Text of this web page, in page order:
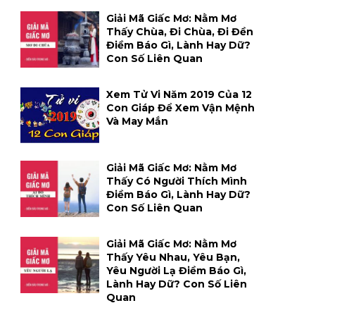
Giải Mã Giấc Mơ: Nằm Mơ
Thấy Chùa, Đi Chùa, Đi Đền
Điềm Báo Gì, Lành Hay Dữ?
Con Số Liên Quan
Xem Tử Vi Năm 2019 Của 12
Con Giáp Để Xem Vận Mệnh
Và May Mắn
Giải Mã Giấc Mơ: Nằm Mơ
Thấy Có Người Thích Mình
Điềm Báo Gì, Lành Hay Dữ?
Con Số Liên Quan
Giải Mã Giấc Mơ: Nằm Mơ
Thấy Yêu Nhau, Yêu Bạn,
Yêu Người Lạ Điềm Báo Gì,
Lành Hay Dữ? Con Số Liên
Quan